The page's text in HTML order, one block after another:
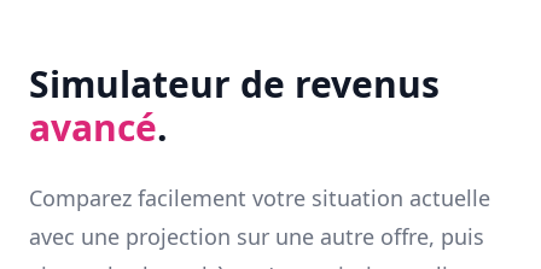
Simulateur de revenus
avancé.
Comparez facilement votre situation actuelle
avec une projection sur une autre offre, puis